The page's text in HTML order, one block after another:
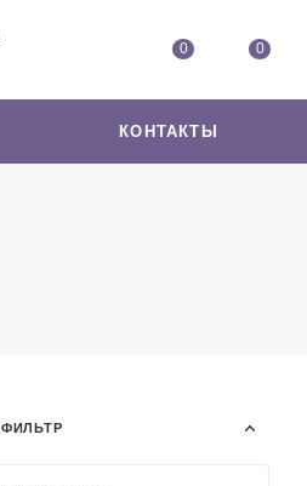
0 0
КОНТАКТЫ
ФИЛЬТР